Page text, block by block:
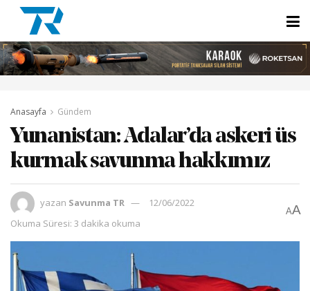
Anasayfa Gündem
Yunanistan: Adalar’da askeri üs
kurmak savunma hakkımız
yazan Savunma TR
12/06/2022
Okuma Süresi: 3 dakika okuma
AA